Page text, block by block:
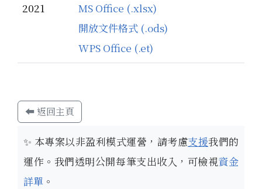
2021
MS Office (.xlsx)
開放文件格式 (.ods)
WPS Office (.et)
⬅ 返回主頁
✨ 本專案以非盈利模式運營，請考慮支援我們的
運作。我們透明公開每筆支出收入，可檢視資金
詳單 。